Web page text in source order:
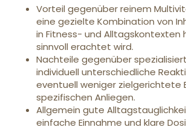
Vorteil gegenüber reinem
eine gezielte Kombination von
in Fitness- und Alltagskontexten
sinnvoll erachtet wird.
Nachteile gegenüber
individuell unterschiedliche
eventuell weniger zielgerichtete
spezifischen Anliegen.
Allgemein gute
einfache Einnahme und klare